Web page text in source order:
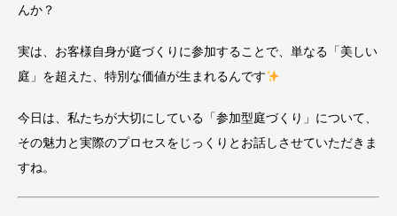
んか？
実は、お客様自身が庭づくりに参加することで、単なる「美しい
庭」を超えた、特別な価値が生まれるんです
今日は、私たちが大切にしている「参加型庭づくり」について、
その魅力と実際のプロセスをじっくりとお話しさせていただきま
すね。